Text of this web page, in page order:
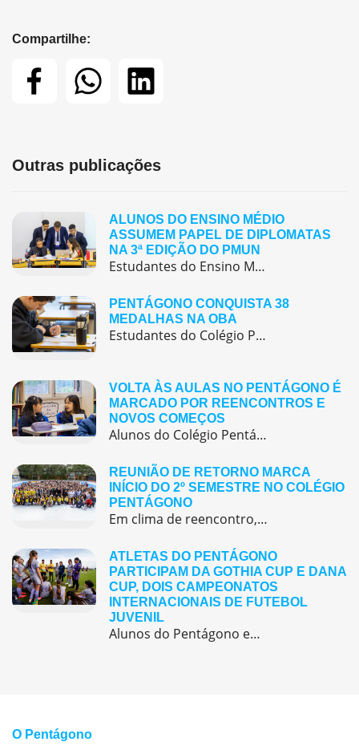
Compartilhe:
Outras publicações
ALUNOS DO ENSINO MÉDIO
ASSUMEM PAPEL DE DIPLOMATAS
NA 3ª EDIÇÃO DO PMUN
Estudantes do Ensino Médio do Colégio Pentágono protagonizaram uma simulação da ONU, defendendo posições de países em comitês temáticos e vivenciando, na prática, negociações diplomáticas multilíngues.
PENTÁGONO CONQUISTA 38
MEDALHAS NA OBA
Estudantes do Colégio Pentágono conquistam excelente resultado na Olimpíada Brasileira de Astronomia e Astronáutica (OBA) 2025, somando 38 medalhas.
VOLTA ÀS AULAS NO PENTÁGONO É
MARCADO POR REENCONTROS E
NOVOS COMEÇOS
Alunos do Colégio Pentágono retornaram às aulas trazendo o entusiasmo dos reencontros e o desejo de seguir aprendendo com significado.
REUNIÃO DE RETORNO MARCA
INÍCIO DO 2º SEMESTRE NO COLÉGIO
PENTÁGONO
Em clima de reencontro, a equipe pedagógica participou da abertura do semestre letivo com treinamentos e simulação de emergência
ATLETAS DO PENTÁGONO
PARTICIPAM DA GOTHIA CUP E DANA
CUP, DOIS CAMPEONATOS
INTERNACIONAIS DE FUTEBOL
JUVENIL
Alunos do Pentágono embarcaram para a Europa, onde participaram de duas das maiores competições internacionais de futebol juvenil
O Pentágono